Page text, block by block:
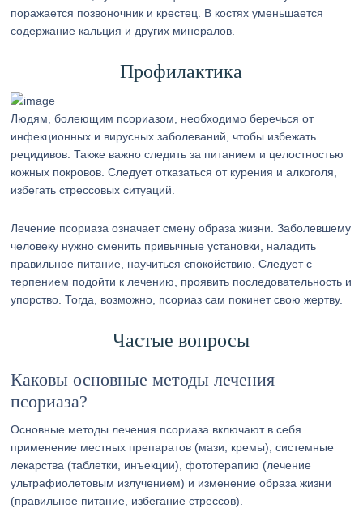
поражается позвоночник и крестец. В костях уменьшается
содержание кальция и других минералов.
Профилактика
Людям, болеющим псориазом, необходимо беречься от
инфекционных и вирусных заболеваний, чтобы избежать
рецидивов. Также важно следить за питанием и целостностью
кожных покровов. Следует отказаться от курения и алкоголя,
избегать стрессовых ситуаций.
Лечение псориаза означает смену образа жизни. Заболевшему
человеку нужно сменить привычные установки, наладить
правильное питание, научиться спокойствию. Следует с
терпением подойти к лечению, проявить последовательность и
упорство. Тогда, возможно, псориаз сам покинет свою жертву.
Частые вопросы
Каковы основные методы лечения
псориаза?
Основные методы лечения псориаза включают в себя
применение местных препаратов (мази, кремы), системные
лекарства (таблетки, инъекции), фототерапию (лечение
ультрафиолетовым излучением) и изменение образа жизни
(правильное питание, избегание стрессов).